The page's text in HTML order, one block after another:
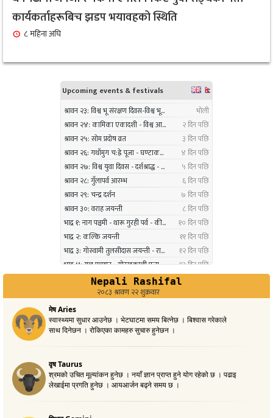
९
ट्युनिङ विशेषज्ञ’ पदकबाट सम्मानित
३ महिना अघि
१०
नगरप्रमुख तामाङको अध्यक्षतामा जलवायु उत्थानशील
कार्यढाँचा सम्बन्धी एकदिने क्षमता अभिवृद्धि कार्यक्रम
सम्पन्न
कार्यकर्ताहरूबिच झडप भयावहको स्थिति
८ महिना अघि